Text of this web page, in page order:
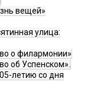
вещей»
улица:
о филармонии»
об Успенском».
летию со дня